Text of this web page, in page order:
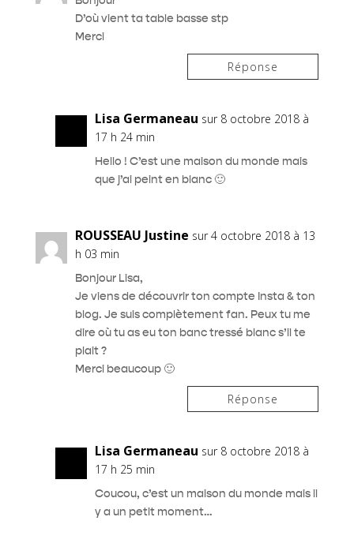
D’où vient ta table basse stp
Merci
Réponse
Lisa Germaneau sur 8 octobre 2018 à
17 h 24 min
Hello ! C’est une maison du monde mais
que j’ai peint en blanc 🙂
ROUSSEAU Justine sur 4 octobre 2018 à 13
h 03 min
Bonjour Lisa,
Je viens de découvrir ton compte Insta & ton
blog. Je suis complètement fan. Peux tu me
dire où tu as eu ton banc tressé blanc s’il te
plait ?
Merci beaucoup 🙂
Réponse
Lisa Germaneau sur 8 octobre 2018 à
17 h 25 min
Coucou, c’est un maison du monde mais il
y a un petit moment…